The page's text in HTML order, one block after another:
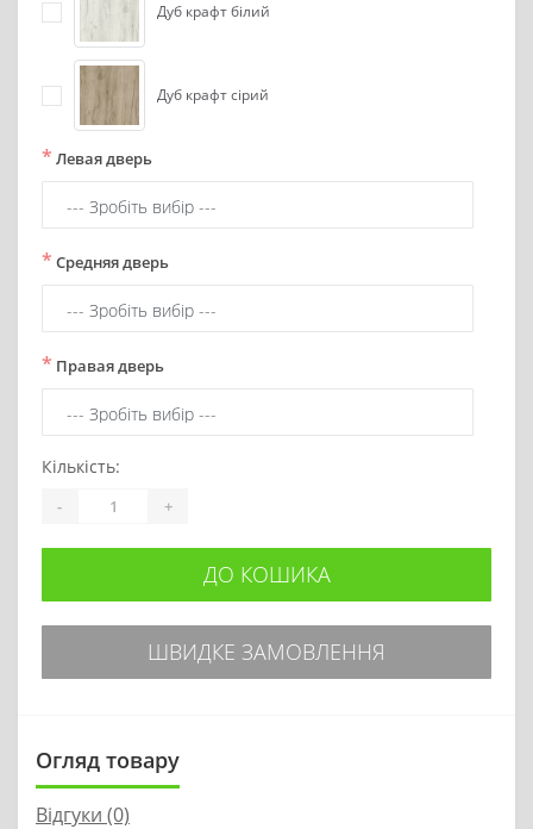
Дуб крафт білий
Дуб крафт сірий
* Левая дверь
* Средняя дверь
* Правая дверь
Кількість:
- +
ДО КОШИКА
ШВИДКЕ ЗАМОВЛЕННЯ
Огляд товару
Відгуки (0)